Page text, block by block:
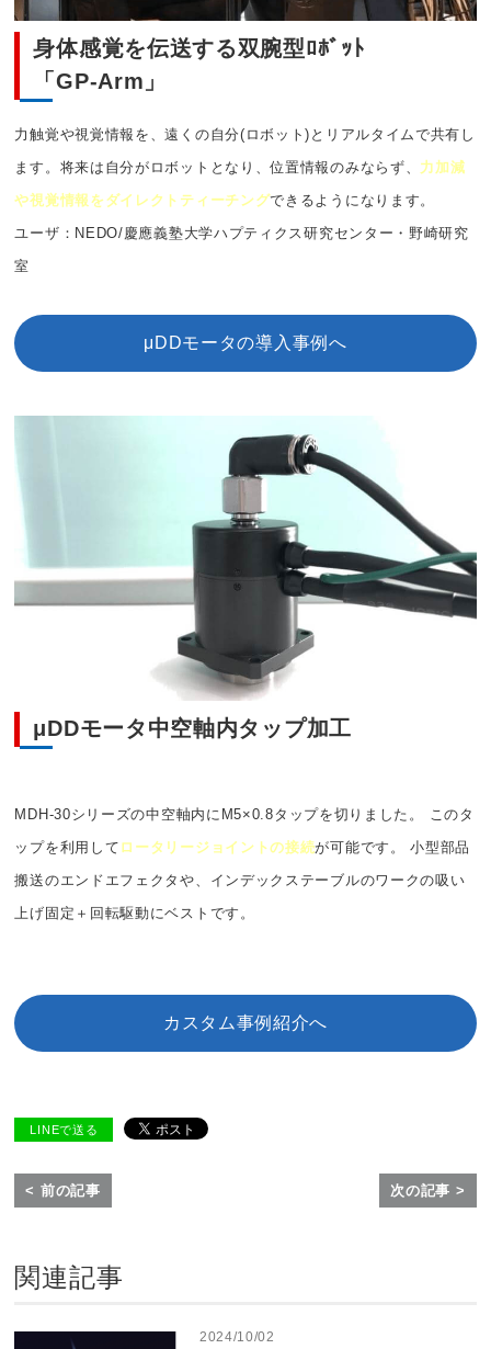
身体感覚を伝送する双腕型ﾛﾎﾞｯﾄ
「GP-Arm」
力触覚や視覚情報を、遠くの自分(ロボット)とリアルタイムで共有し
ます。将来は自分がロボットとなり、位置情報のみならず、 力加減
や視覚情報をダイレクトティーチングできるようになります。
ユーザ：NEDO/慶應義塾大学ハプティクス研究センター・野崎研究
室
μDDモータの導入事例へ
μDDモータ中空軸内タップ加工
MDH-30シリーズの中空軸内にM5×0.8タップを切りました。 このタ
ップを利用して ロータリージョイントの接続が可能です。 小型部品
搬送のエンドエフェクタや、インデックステーブルのワークの吸い
上げ固定＋回転駆動にベストです。
カスタム事例紹介へ
LINEで送る
< 前の記事 次の記事 >
関連記事
2024/10/02